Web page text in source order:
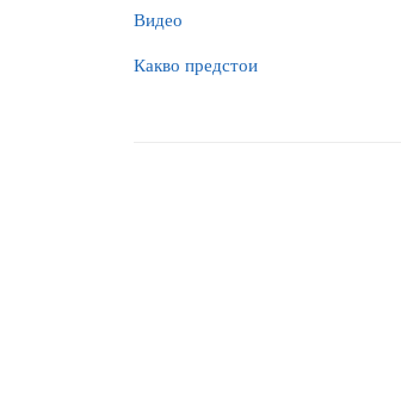
Видео
Какво предстои